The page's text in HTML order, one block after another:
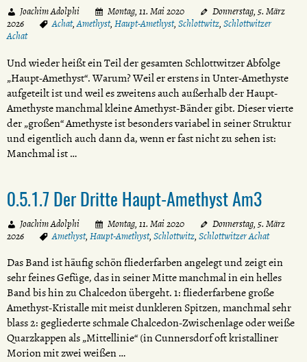
Joachim Adolphi Montag, 11. Mai 2020
Donnerstag, 5. März
2026
Achat,Amethyst, Haupt-Amethyst, Schlottwitz, Schlottwitzer
Achat
Und wieder heißt ein Teil der gesamten Schlottwitzer Abfolge
„Haupt-Amethyst“. Warum? Weil er erstens in Unter-Amethyste
aufgeteilt ist und weil es zweitens auch außerhalb der Haupt-
Amethyste manchmal kleine Amethyst-Bänder gibt. Dieser vierte
der „großen“ Amethyste ist besonders variabel in seiner Struktur
und eigentlich auch dann da, wenn er fast nicht zu sehen ist:
Manchmal ist …
0.5.1.7 Der Dritte Haupt-Amethyst Am3
Joachim Adolphi Montag, 11. Mai 2020
Donnerstag, 5. März
2026
Amethyst, Haupt-Amethyst, Schlottwitz, Schlottwitzer Achat
Das Band ist häufig schön fliederfarben angelegt und zeigt ein
sehr feines Gefüge, das in seiner Mitte manchmal in ein helles
Band bis hin zu Chalcedon übergeht. 1: fliederfarbene große
Amethyst-Kristalle mit meist dunkleren Spitzen, manchmal sehr
blass 2: gegliederte schmale Chalcedon-Zwischenlage oder weiße
Quarzkappen als „Mittellinie“ (in Cunnersdorf oft kristalliner
Morion mit zwei weißen …